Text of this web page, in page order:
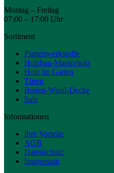
Montag – Freitag
07:00 – 17:00 Uhr
Sortiment
Plattenwerkstoffe
Holzbau-Massivholz
Holz im Garten
Türen
Boden-Wand-Decke
Sale
Informationen
Ihre Vorteile
AGB
Datenschutz
Impressum